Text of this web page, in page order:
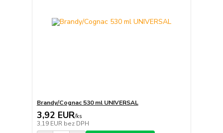
Brandy/Cognac 530 ml UNIVERSAL
3,92 EUR/ks
3,19 EUR bez DPH